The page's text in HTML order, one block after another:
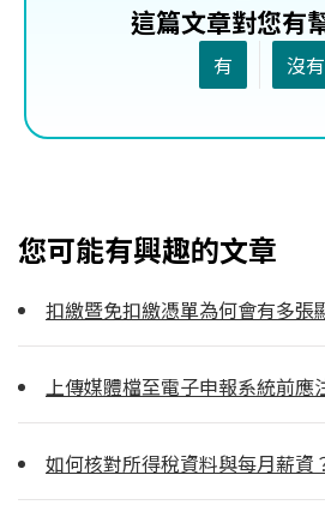
這篇文章對您有
有 沒有
您可能有興趣的文章
扣繳暨免扣繳憑單為何會有多張
上傳媒體檔至電子申報系統前應
如何核對所得稅資料與每月薪資